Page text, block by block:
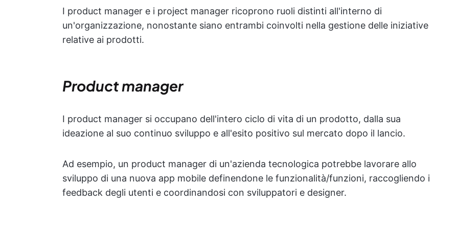
I product manager e i project manager ricoprono ruoli distinti all'interno di
un'organizzazione, nonostante siano entrambi coinvolti nella gestione delle iniziative
relative ai prodotti.
Product manager
I product manager si occupano dell'intero ciclo di vita di un prodotto, dalla sua
ideazione al suo continuo sviluppo e all'esito positivo sul mercato dopo il lancio.
Ad esempio, un product manager di un'azienda tecnologica potrebbe lavorare allo
sviluppo di una nuova app mobile definendone le funzionalità/funzioni, raccogliendo i
feedback degli utenti e coordinandosi con sviluppatori e designer.